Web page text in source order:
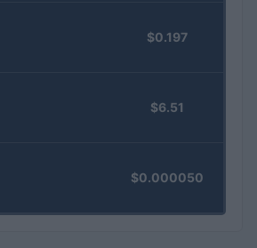
$0.197
$6.51
$0.000050